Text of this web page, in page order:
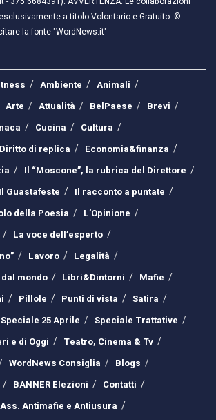
a titolo Volontario e Gratuito. ©
la fonte "WordNews.it"
Ambiente
Animali
Arte Attualità BelPaese
Brevi
Cucina
Cultura
Diritto di replica
Economia&finanza
Il “Moscone”, la rubrica del Direttore
Il Guastafeste
Il racconto a puntate
della Poesia
L’Opinione
La voce dell’esperto
Lavoro
Legalità
mondo
Libri&Dintorni
Mafie
Pillole Punti di vista
Satira
Speciale 25 Aprile
Speciale Trattative
e di Oggi
Teatro, Cinema & Tv
WordNews Consiglia
Blogs
BANNER Elezioni
Contatti
Ass. Antimafie e Antiusura